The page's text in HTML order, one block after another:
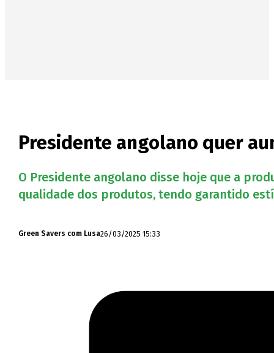
Presidente angolano quer
O Presidente angolano disse hoje que a
qualidade dos produtos, tendo garantido
Green Savers com Lusa26/03/2025 15:33